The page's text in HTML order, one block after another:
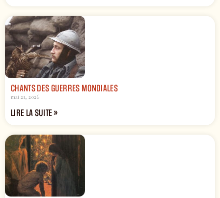
CHANTS DES GUERRES MONDIALES
mai 21, 2026
LIRE LA SUITE »